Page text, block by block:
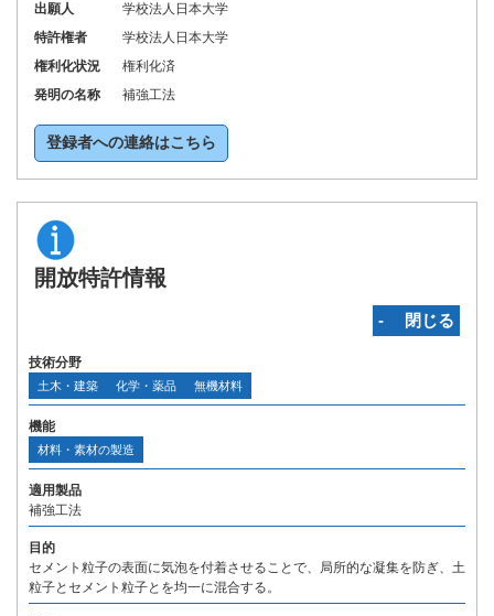
出願人
学校法人日本大学
特許権者
学校法人日本大学
権利化状況
権利化済
発明の名称
補強工法
登録者への連絡はこちら
開放特許情報
‐ 閉じる
技術分野
土木・建築 化学・薬品 無機材料
機能
材料・素材の製造
適用製品
補強工法
目的
セメント粒子の表面に気泡を付着させることで、局所的な凝集を防ぎ、土
粒子とセメント粒子とを均一に混合する。